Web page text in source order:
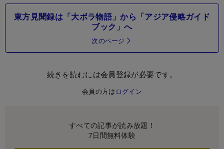
東方見聞録は「大ボラ物語」から「アジア侵略ガイド
ブック」へ
次のページ
続きを読むには会員登録が必要です。
会員の方は ログイン
すべての記事が読み放題！
7日間無料体験